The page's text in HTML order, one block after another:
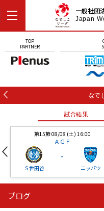
一般社団
Japan
TOP
PARTNER
なで
試合結果
第15節 08/08 (土) 16:00
ＡＧＦ
Ｓ世田谷
-
ニッパツ
ニッパツ
ブログ